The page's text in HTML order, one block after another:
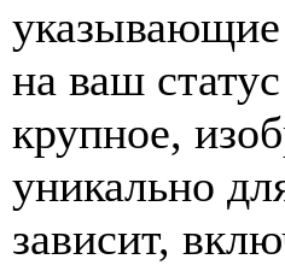
указывающие
на ваш
крупное,
уникально
зависит,